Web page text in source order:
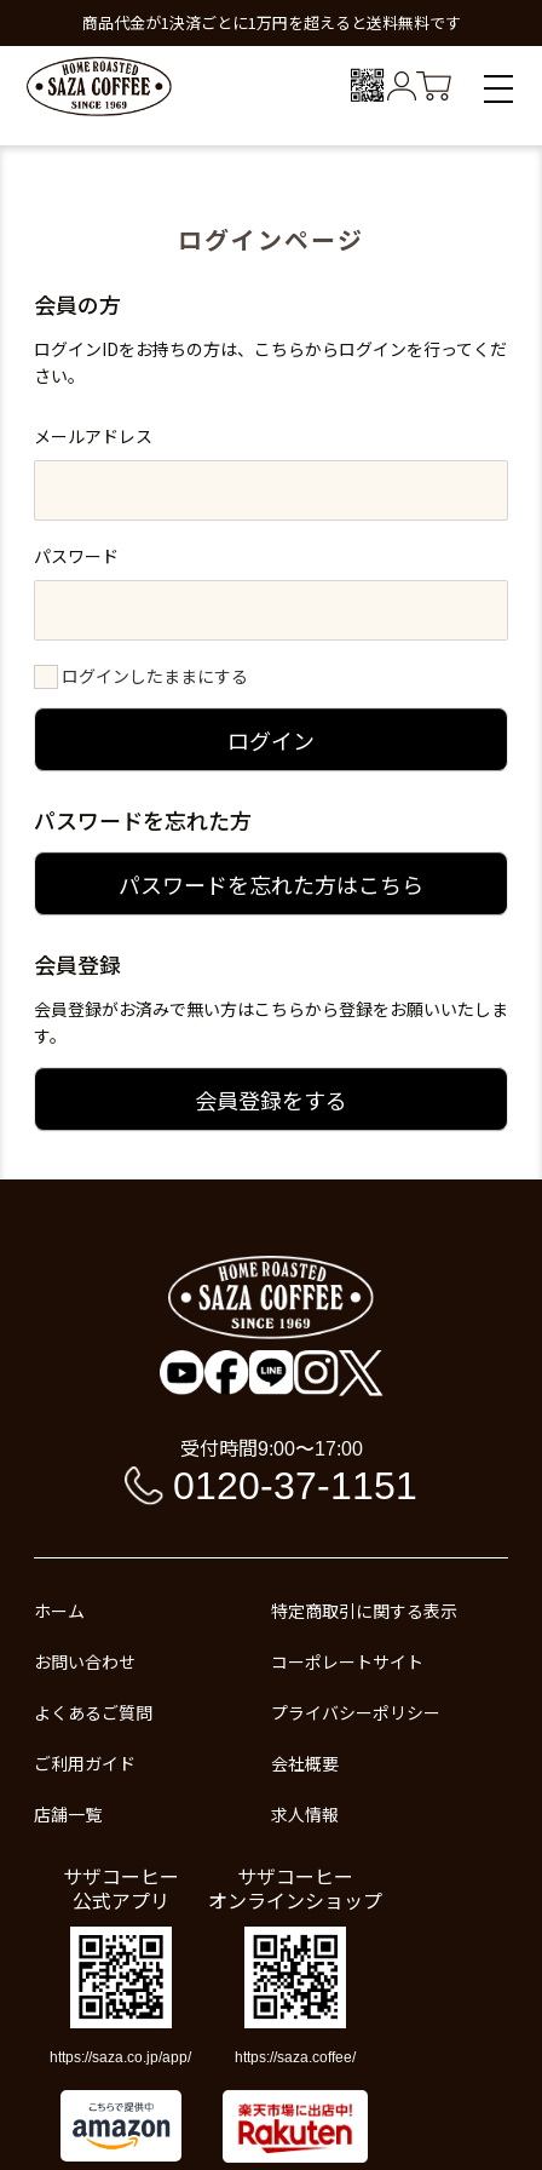
商品代金が1決済ごとに1万円を超えると送料無料です
ログインページ
会員の方
ログインIDをお持ちの方は、こちらからログインを行ってくだ
さい。
メールアドレス
パスワード
ログインしたままにする
ログイン
パスワードを忘れた方
パスワードを忘れた方はこちら
会員登録
会員登録がお済みで無い方はこちらから登録をお願いいたしま
す。
会員登録をする
受付時間9:00〜17:00
0120-37-1151
ホーム
お問い合わせ
よくあるご質問
ご利用ガイド
店舗一覧
特定商取引に関する表示
コーポレートサイト
プライバシーポリシー
会社概要
求人情報
サザコーヒー
公式アプリ
https://saza.co.jp/app/
サザコーヒー
オンラインショップ
https://saza.coffee/